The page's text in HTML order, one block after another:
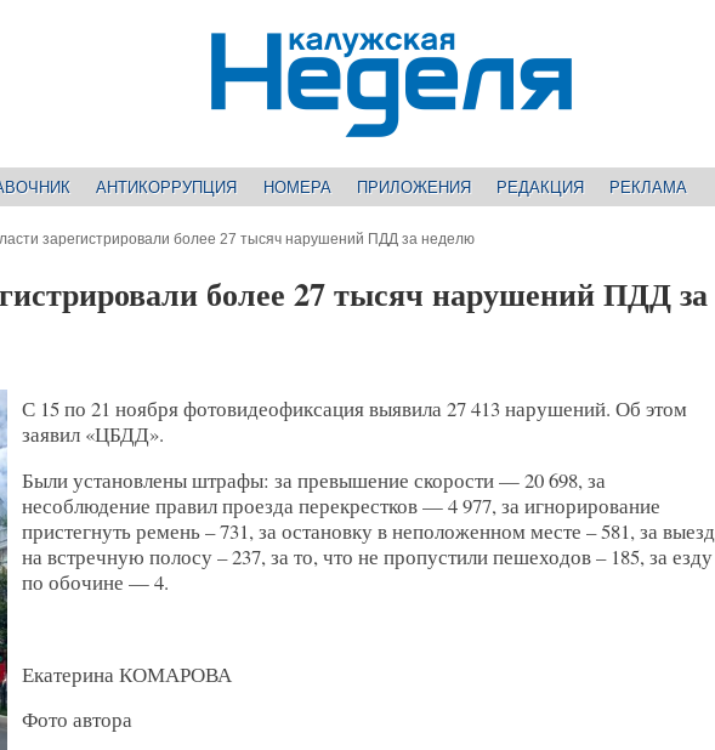
АНТИКОРРУПЦИЯ НОМЕРА ПРИЛОЖЕНИЯ РЕДАКЦИЯ РЕКЛАМА
зарегистрировали более 27 тысяч нарушений ПДД за неделю
более 27 тысяч нарушений ПДД за
С 15 по 21 ноября фотовидеофиксация выявила 27 413 нарушений. Об этом
заявил «ЦБДД».
Были установлены штрафы: за превышение скорости — 20 698, за
несоблюдение правил проезда перекрестков — 4 977, за игнорирование
пристегнуть ремень – 731, за остановку в неположенном месте – 581, за выезд
на встречную полосу – 237, за то, что не пропустили пешеходов – 185, за езду
по обочине — 4.
Екатерина КОМАРОВА
Фото автора